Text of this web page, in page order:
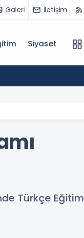
Galeri İletişim
Siyaset
Türkçe Eğitim